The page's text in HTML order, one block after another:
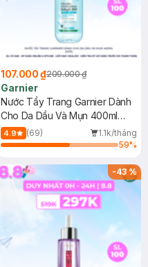
107.000 ₫209.000 ₫
Garnier
Nước Tẩy Trang Garnier Dành
Cho Da Dầu Và Mụn 400ml
(Mới)
4.9 (69)
1.1k/tháng
59%
-43%